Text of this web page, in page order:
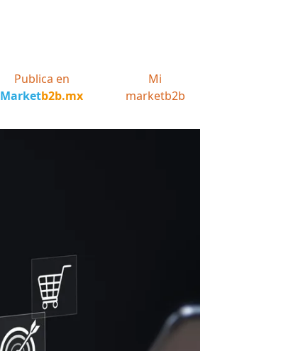
Publica en
Marketb2b.mx
Mi
marketb2b